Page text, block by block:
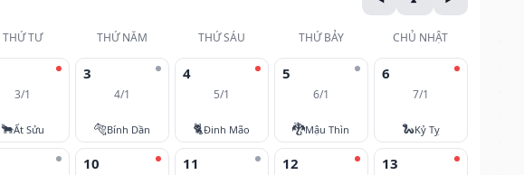
THỨ TƯ THỨ NĂM THỨ SÁU THỨ BẢY CHỦ NHẬT
3/1
🐂Ất Sửu
3
4/1
🐅Bính Dần
4
5/1
🐈Đinh Mão
5
6/1
🐉Mậu Thìn
6
7/1
🐍Kỷ Tỵ
10 11 12 13